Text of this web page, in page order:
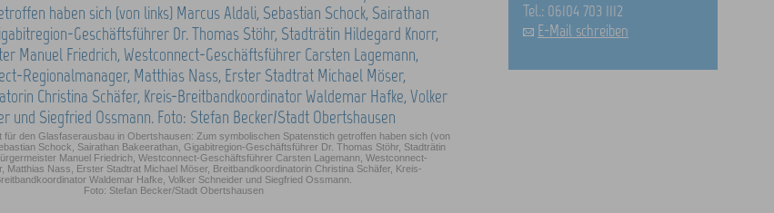
für den Glasfaserausbau in Obertshausen: Zum symbolischen Spatenstich getroffen haben sich (von
Schock, Sairathan Bakeerathan, Gigabitregion-Geschäftsführer Dr. Thomas Stöhr, Stadträtin
Manuel Friedrich, Westconnect-Geschäftsführer Carsten Lagemann, Westconnect-
Matthias Nass, Erster Stadtrat Michael Möser, Breitbandkoordinatorin Christina Schäfer, Kreis-
Waldemar Hafke, Volker Schneider und Siegfried Ossmann.
Foto: Stefan Becker/Stadt Obertshausen
Tel.: 06104 703 1112
E-Mail schreiben